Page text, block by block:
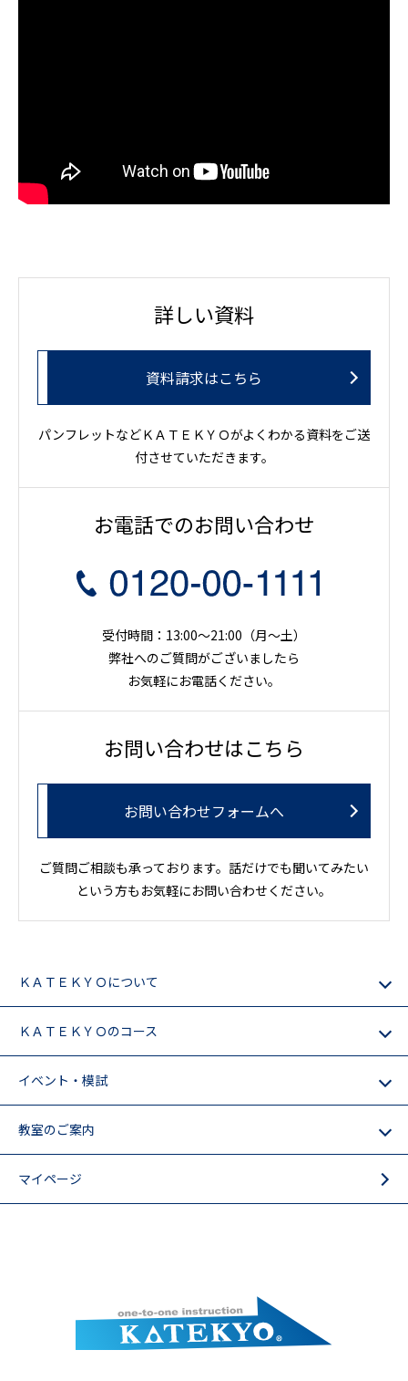
詳しい資料
資料請求はこちら
パンフレットなどＫＡＴＥＫＹＯがよくわかる資料をご送
付させていただきます。
お電話でのお問い合わせ
受付時間：13:00～21:00（月〜土）
弊社へのご質問がございましたら
お気軽にお電話ください。
お問い合わせはこちら
お問い合わせフォームへ
ご質問ご相談も承っております。話だけでも聞いてみたい
という方もお気軽にお問い合わせください。
ＫＡＴＥＫＹＯについて
ＫＡＴＥＫＹＯのコース
イベント・模試
教室のご案内
マイページ